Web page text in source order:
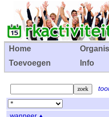
Home
Toevoegen
Info